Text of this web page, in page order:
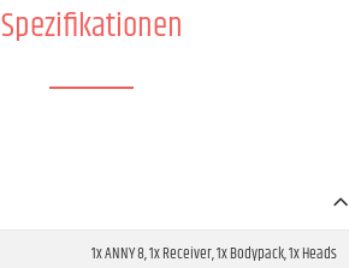
Spezifikationen
1x ANNY 8, 1x Receiver, 1x Bodypack, 1x Heads